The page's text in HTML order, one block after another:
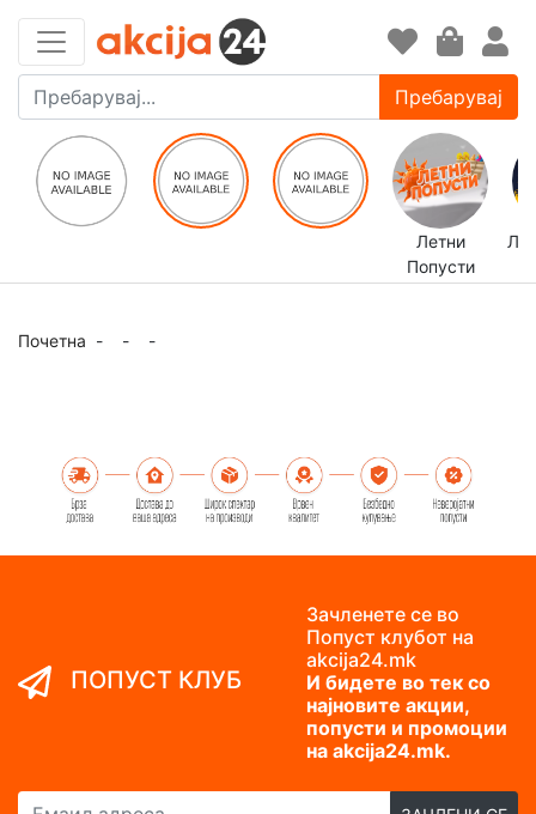
Пребарувај
Летни
Попусти
Почетна - - -
ПОПУСТ КЛУБ
Зачленете се во
Попуст клубот на
akcija24.mk
И бидете во тек со
најновите акции,
попусти и промоции
на akcija24.mk.
Емаил адреса